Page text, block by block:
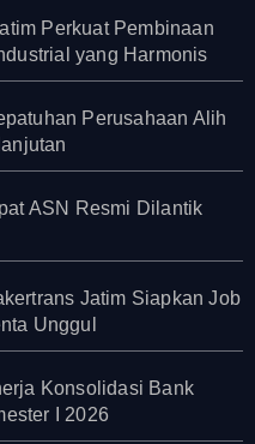
Perkuat Pembinaan
yang Harmonis
Perusahaan Alih
ASN Resmi Dilantik
Jatim Siapkan Job
Unggul
Konsolidasi Bank
I 2026